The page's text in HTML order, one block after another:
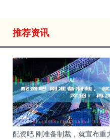
推荐资讯
配资吧 刚准备制裁，就宣布